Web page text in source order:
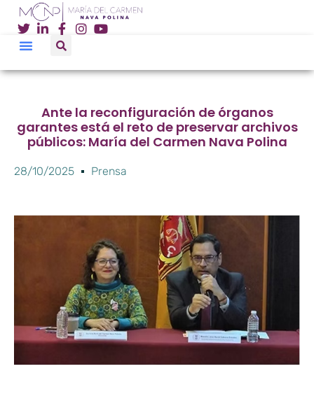
Ante la reconfiguración de órganos
garantes está el reto de preservar archivos
públicos: María del Carmen Nava Polina
28/10/2025 Prensa